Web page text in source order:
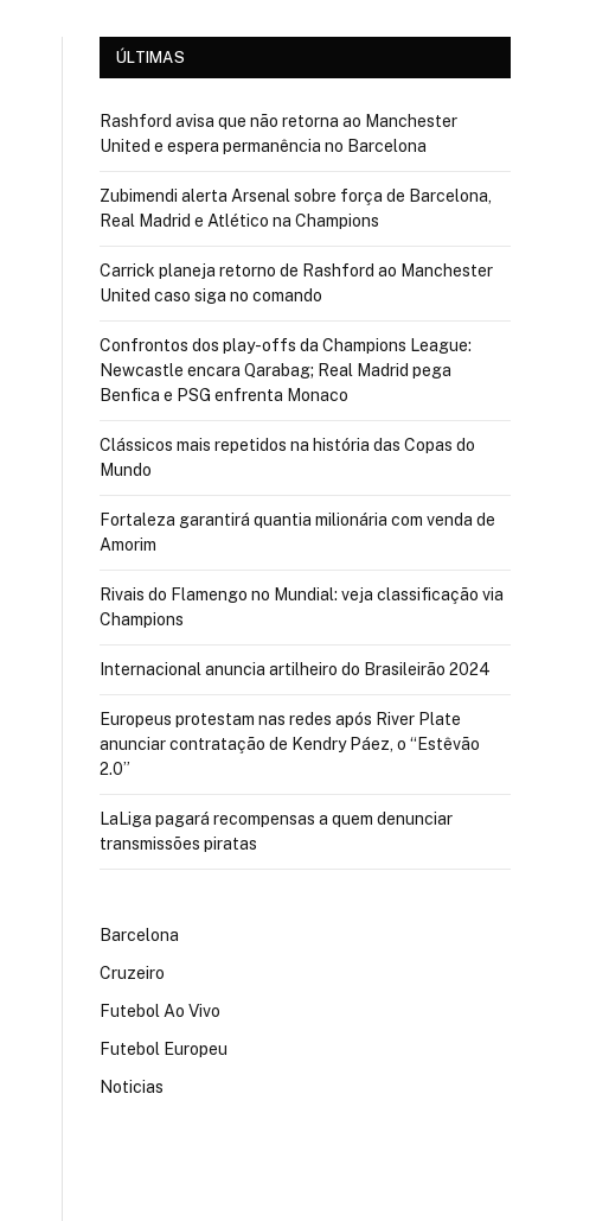
ÚLTIMAS
Rashford avisa que não retorna ao Manchester
United e espera permanência no Barcelona
Zubimendi alerta Arsenal sobre força de Barcelona,
Real Madrid e Atlético na Champions
Carrick planeja retorno de Rashford ao Manchester
United caso siga no comando
Confrontos dos play-offs da Champions League:
Newcastle encara Qarabag; Real Madrid pega
Benfica e PSG enfrenta Monaco
Clássicos mais repetidos na história das Copas do
Mundo
Fortaleza garantirá quantia milionária com venda de
Amorim
Rivais do Flamengo no Mundial: veja classificação via
Champions
Internacional anuncia artilheiro do Brasileirão 2024
Europeus protestam nas redes após River Plate
anunciar contratação de Kendry Páez, o “Estêvão
2.0”
LaLiga pagará recompensas a quem denunciar
transmissões piratas
Barcelona
Cruzeiro
Futebol Ao Vivo
Futebol Europeu
Noticias